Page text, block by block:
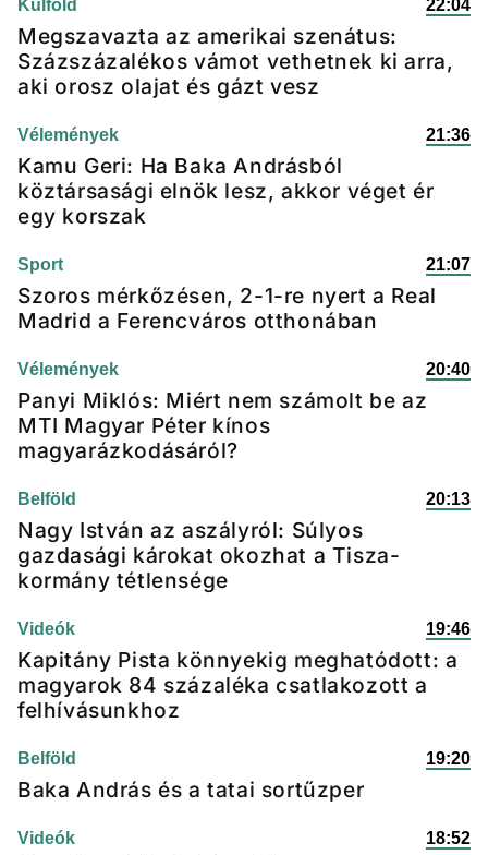
Külföld 22:04
Megszavazta az amerikai szenátus:
Százszázalékos vámot vethetnek ki arra,
aki orosz olajat és gázt vesz
Vélemények 21:36
Kamu Geri: Ha Baka Andrásból
köztársasági elnök lesz, akkor véget ér
egy korszak
Sport 21:07
Szoros mérkőzésen, 2-1-re nyert a Real
Madrid a Ferencváros otthonában
Vélemények 20:40
Panyi Miklós: Miért nem számolt be az
MTI Magyar Péter kínos
magyarázkodásáról?
Belföld 20:13
Nagy István az aszályról: Súlyos
gazdasági károkat okozhat a Tisza-
kormány tétlensége
Videók 19:46
Kapitány Pista könnyekig meghatódott: a
magyarok 84 százaléka csatlakozott a
felhívásunkhoz
Belföld 19:20
Baka András és a tatai sortűzper
Videók 18:52